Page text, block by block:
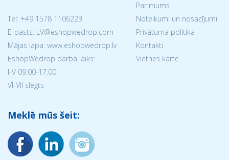
Tel: +49 1578 1106223
E-pasts: LV@eshopwedrop.com
Mājas lapa: www.eshopwedrop.lv
EshopWedrop darba laiks:
I-V 09:00-17:00
VI-VII slēgts
Par mums
Noteikumi un nosacījumi
Privātuma politika
Kontakti
Vietnes karte
Meklē mūs šeit: